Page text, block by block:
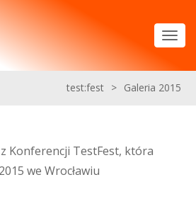
test:fest > Galeria 2015
Konferencji TestFest, która
we Wrocławiu